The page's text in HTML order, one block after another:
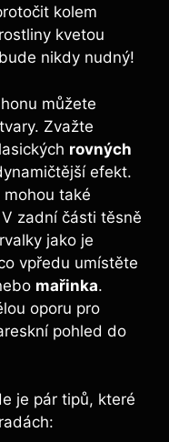
kolem
kvetou
nikdy nudný!
můžete
Zvažte
rovných
efekt.
mohou také
zadní části těsně
jako je
vpředu umístěte
mařinka.
oporu pro
pohled do
je pár tipů, které